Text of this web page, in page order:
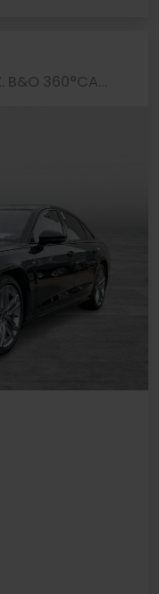
A8 50 quattro S LINE STANDHZ. B&O 360°CAM LM20